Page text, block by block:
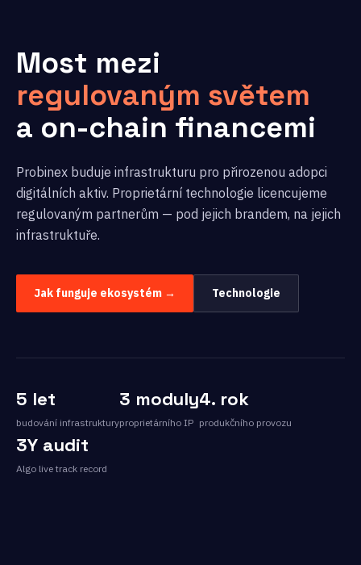
Most mezi
regulovaným světem
a on-chain financemi
Probinex buduje infrastrukturu pro přirozenou adopci
digitálních aktiv. Proprietární technologie licencujeme
regulovaným partnerům — pod jejich brandem, na jejich
infrastruktuře.
Jak funguje ekosystém → Technologie
5 let
budování infrastruktury
3 moduly
proprietárního IP
4. rok
produkčního provozu
3Y audit
Algo live track record